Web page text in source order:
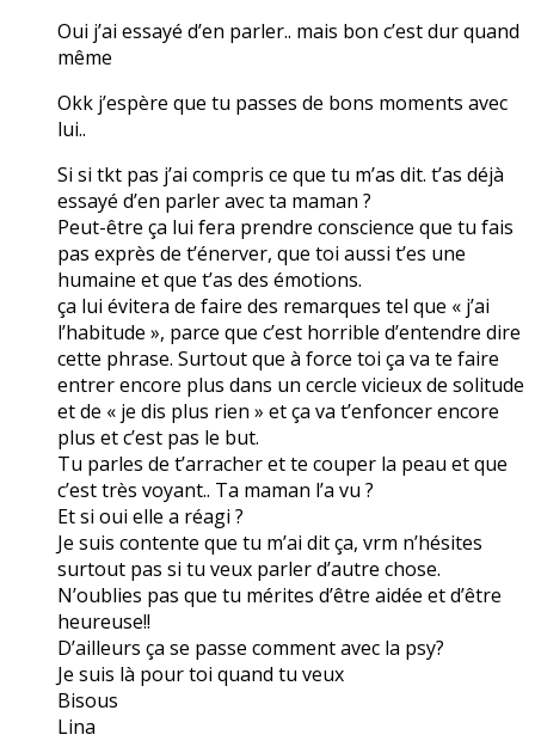
Oui j’ai essayé d’en parler.. mais bon c’est dur quand
même
Okk j’espère que tu passes de bons moments avec
lui..
Si si tkt pas j’ai compris ce que tu m’as dit. t’as déjà
essayé d’en parler avec ta maman ?
Peut-être ça lui fera prendre conscience que tu fais
pas exprès de t’énerver, que toi aussi t’es une
humaine et que t’as des émotions.
ça lui évitera de faire des remarques tel que « j’ai
l’habitude », parce que c’est horrible d’entendre dire
cette phrase. Surtout que à force toi ça va te faire
entrer encore plus dans un cercle vicieux de solitude
et de « je dis plus rien » et ça va t’enfoncer encore
plus et c’est pas le but.
Tu parles de t’arracher et te couper la peau et que
c’est très voyant.. Ta maman l’a vu ?
Et si oui elle a réagi ?
Je suis contente que tu m’ai dit ça, vrm n’hésites
surtout pas si tu veux parler d’autre chose.
N’oublies pas que tu mérites d’être aidée et d’être
heureuse!!
D’ailleurs ça se passe comment avec la psy?
Je suis là pour toi quand tu veux
Bisous
Lina